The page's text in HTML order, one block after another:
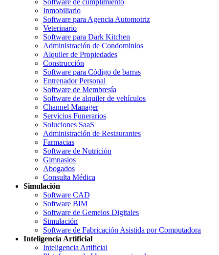
Software de cumplimiento
Inmobiliario
Software para Agencia Automotriz
Veterinario
Software para Dark Kitchen
Administración de Condominios
Alquiler de Propiedades
Construcción
Software para Código de barras
Entrenador Personal
Software de Membresía
Software de alquiler de vehículos
Channel Manager
Servicios Funerarios
Soluciones SaaS
Administración de Restaurantes
Farmacias
Software de Nutrición
Gimnasios
Abogados
Consulta Médica
Simulación
Software CAD
Software BIM
Software de Gemelos Digitales
Simulación
Software de Fabricación Asistida por Computadora
Inteligencia Artificial
Inteligencia Artificial